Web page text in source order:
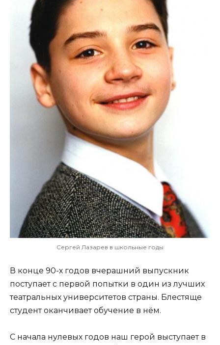
Сергей Лазарев в школьные годы
В конце 90-х годов вчерашний выпускник
поступает с первой попытки в один из лучших
театральных университетов страны. Блестяще
студент оканчивает обучение в нём.
С начала нулевых годов наш герой выступает в